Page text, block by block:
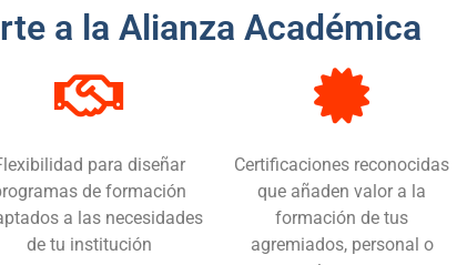
a la Alianza Académica
para diseñar
de formación
a las necesidades
de tu institución
Certificaciones reconocidas
que añaden valor a la
formación de tus
agremiados, personal o